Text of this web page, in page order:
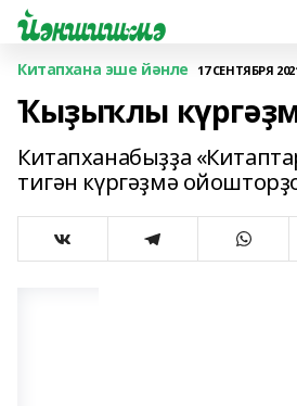
Китапхана эше йәнле 17 СЕНТЯБРЯ
Ҡыҙыҡлы
Китапханабыҙҙа
тигән күргәҙмә